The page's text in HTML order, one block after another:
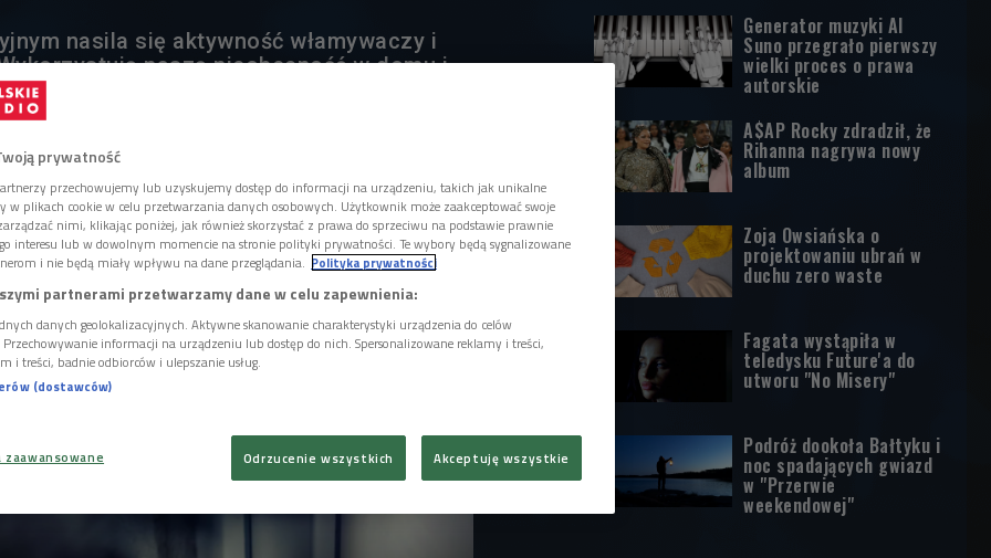
nasila się aktywność włamywaczy i
naszą nieobecność w domu i
Mamy do dyspozycji antywłamaniowe
alarmy. Może jednak najlepszym
włamywaczami i
sąsiedzka pomoc i zdrowy rozsądek?
Generator muzyki AI
Suno przegrało pierwszy
wielki proces o prawa
autorskie
A$AP Rocky zdradził, że
Rihanna nagrywa nowy
album
Zoja Owsiańska o
projektowaniu ubrań w
duchu zero waste
Fagata wystąpiła w
teledysku Future'a do
utworu "No Misery"
Podróż dookoła Bałtyku i
noc spadających gwiazd
w "Przerwie
weekendowej"
prywatność
przechowujemy lub uzyskujemy dostęp do informacji na urządzeniu, takich jak unikalne
w plikach cookie w celu przetwarzania danych osobowych. Użytkownik może zaakceptować swoje
nimi, klikając poniżej, jak również skorzystać z prawa do sprzeciwu na podstawie prawnie
interesu lub w dowolnym momencie na stronie polityki prywatności. Te wybory będą sygnalizowane
i nie będą miały wpływu na dane przeglądania. Polityka prywatności
partnerami przetwarzamy dane w celu zapewnienia:
danych geolokalizacyjnych. Aktywne skanowanie charakterystyki urządzenia do celów
informacji na urządzeniu lub dostęp do nich. Spersonalizowane reklamy i treści,
i treści, badnie odbiorców i ulepszanie usług.
(dostawców)
Odrzucenie wszystkich Akceptuję wszystkie